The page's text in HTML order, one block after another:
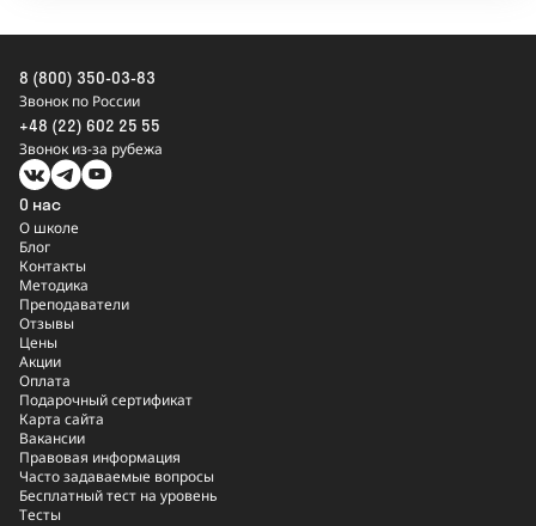
8 (800) 350-03-83
Звонок по России
+48 (22) 602 25 55
Звонок из-за рубежа
О нас
О школе
Блог
Контакты
Методика
Преподаватели
Отзывы
Цены
Акции
Оплата
Подарочный сертификат
Карта сайта
Вакансии
Правовая информация
Часто задаваемые вопросы
Бесплатный тест на уровень
Тесты